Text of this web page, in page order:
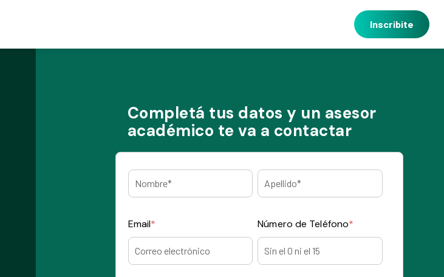
Completá tus datos y un asesor
académico te va a contactar
Email* Número de Teléfono*
Inscribite